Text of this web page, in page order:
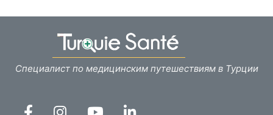
Специалист по медицинским путешествиям в Турции